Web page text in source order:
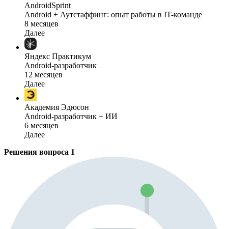
AndroidSprint
Android + Аутстаффинг: опыт работы в IT-команде
8 месяцев
Далее
Яндекс Практикум
Android-разработчик
12 месяцев
Далее
Академия Эдюсон
Android-разработчик + ИИ
6 месяцев
Далее
Решения вопроса 1